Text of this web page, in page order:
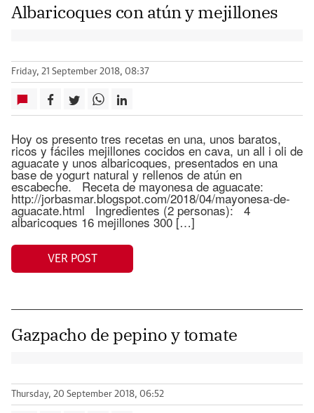
Albaricoques con atún y mejillones
Friday, 21 September 2018, 08:37
Hoy os presento tres recetas en una, unos baratos,
ricos y fáciles mejillones cocidos en cava, un all i oli de
aguacate y unos albaricoques, presentados en una
base de yogurt natural y rellenos de atún en
escabeche. Receta de mayonesa de aguacate:
http://jorbasmar.blogspot.com/2018/04/mayonesa-de-
aguacate.html Ingredientes (2 personas): 4
albaricoques 16 mejillones 300 […]
VER POST
Gazpacho de pepino y tomate
Thursday, 20 September 2018, 06:52